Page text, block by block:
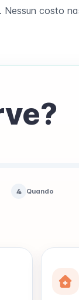
Nessun costo
4 Quando